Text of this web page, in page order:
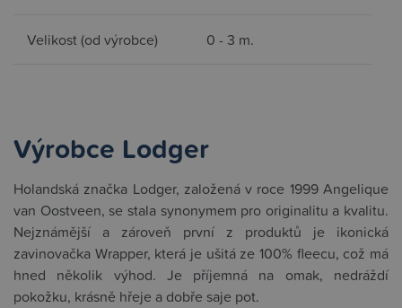
Velikost (od výrobce) 0 - 3 m.
Výrobce Lodger
Holandská značka Lodger, založená v roce 1999 Angelique
van Oostveen, se stala synonymem pro originalitu a kvalitu.
Nejznámější a zároveň první z produktů je ikonická
zavinovačka Wrapper, která je ušitá ze 100% fleecu, což má
hned několik výhod. Je příjemná na omak, nedráždí
pokožku, krásně hřeje a dobře saje pot.